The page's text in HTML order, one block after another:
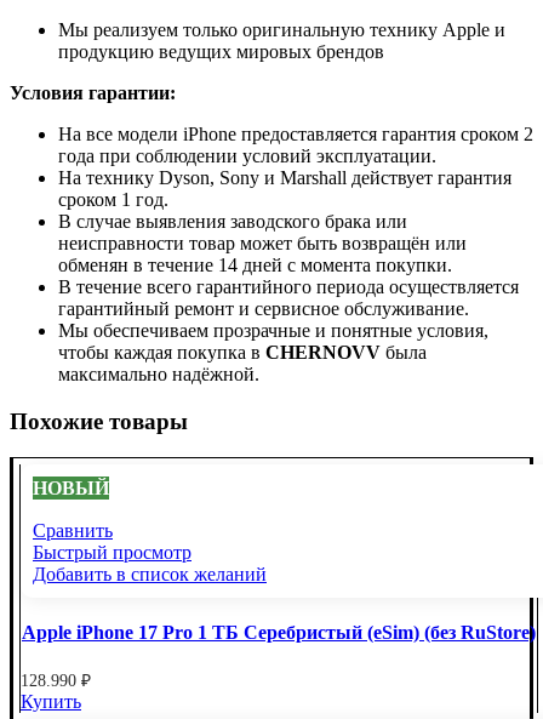
Мы реализуем только оригинальную технику Apple и
продукцию ведущих мировых брендов
Условия гарантии:
На все модели iPhone предоставляется гарантия сроком 2
года при соблюдении условий эксплуатации.
На технику Dyson, Sony и Marshall действует гарантия
сроком 1 год.
В случае выявления заводского брака или
неисправности товар может быть возвращён или
обменян в течение 14 дней с момента покупки.
В течение всего гарантийного периода осуществляется
гарантийный ремонт и сервисное обслуживание.
Мы обеспечиваем прозрачные и понятные условия,
чтобы каждая покупка в CHERNOVV была
максимально надёжной.
Похожие товары
НОВЫЙ
Сравнить
Быстрый просмотр
Добавить в список желаний
Apple iPhone 17 Pro 1 ТБ Серебристый (eSim) (без RuStore)
128.990 ₽
Купить